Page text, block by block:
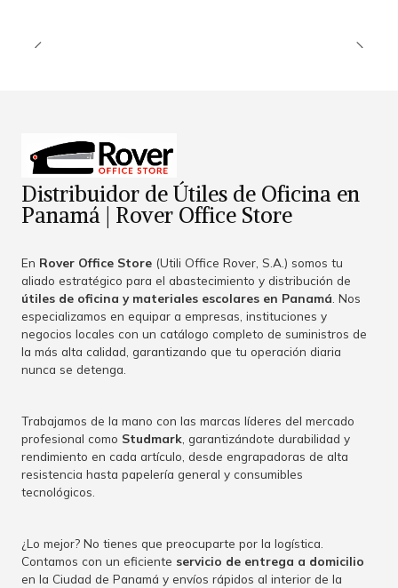
Distribuidor de Útiles de Oficina en
Panamá | Rover Office Store
En Rover Office Store (Utili Office Rover, S.A.) somos tu
aliado estratégico para el abastecimiento y distribución de
útiles de oficina y materiales escolares en Panamá . Nos
especializamos en equipar a empresas, instituciones y
negocios locales con un catálogo completo de suministros de
la más alta calidad, garantizando que tu operación diaria
nunca se detenga.
Trabajamos de la mano con las marcas líderes del mercado
profesional como Studmark , garantizándote durabilidad y
rendimiento en cada artículo, desde engrapadoras de alta
resistencia hasta papelería general y consumibles
tecnológicos.
¿Lo mejor? No tienes que preocuparte por la logística.
Contamos con un eficiente servicio de entrega a domicilio
en la Ciudad de Panamá y envíos rápidos al interior de la